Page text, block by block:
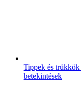
Tippek és trükkök
betekintések